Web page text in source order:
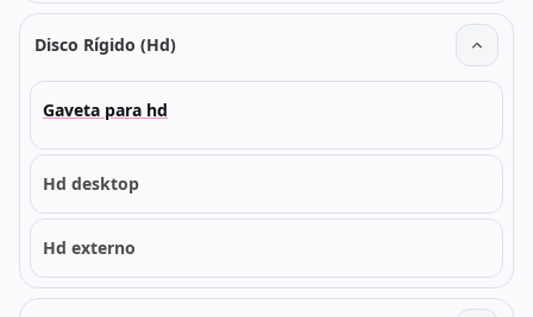
Disco Rígido (Hd)
Gaveta para hd
Hd desktop
Hd externo